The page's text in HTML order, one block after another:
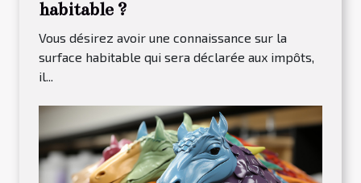
habitable ?
Vous désirez avoir une connaissance sur la
surface habitable qui sera déclarée aux impôts,
il...